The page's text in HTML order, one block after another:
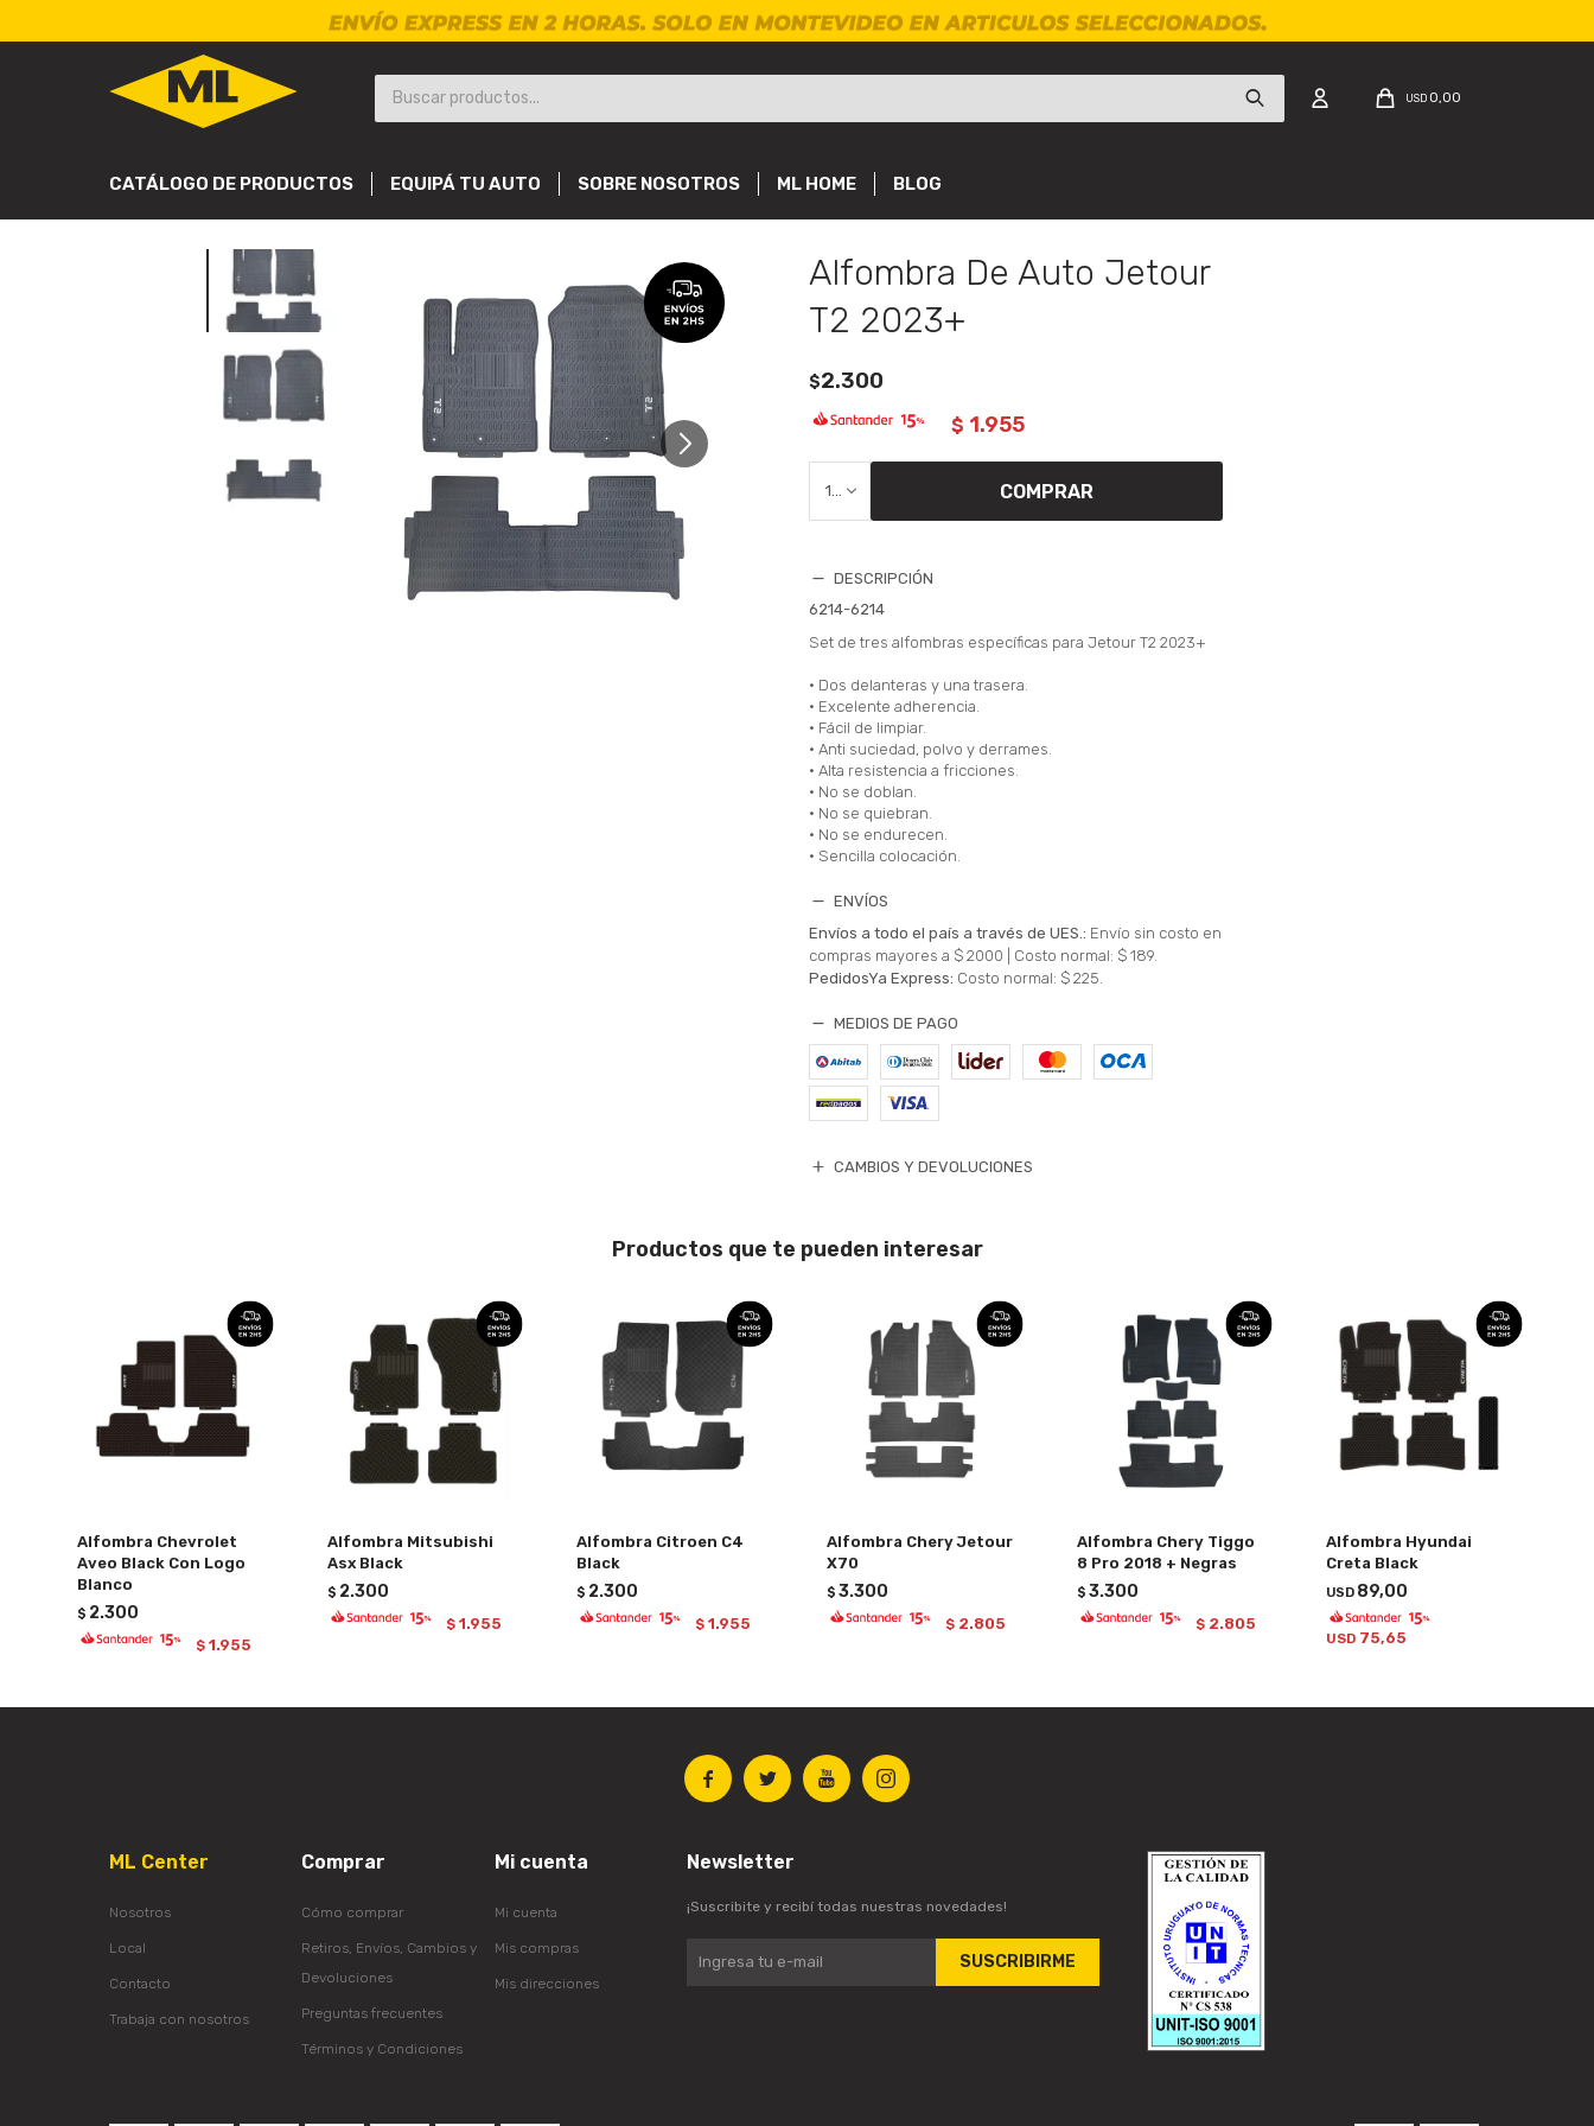
CATÁLOGO DE PRODUCTOS EQUIPÁ TU AUTO SOBRE NOSOTROS ML HOME BLOG
USD 0,00
Alfombra De Auto Jetour
T2 2023+
$2.300
$ 1.955
COMPRAR
DESCRIPCIÓN
6214-6214
Set de tres alfombras específicas para Jetour T2 2023+
• Dos delanteras y una trasera.
• Excelente adherencia.
• Fácil de limpiar.
• Anti suciedad, polvo y derrames.
• Alta resistencia a fricciones.
• No se doblan.
• No se quiebran.
• No se endurecen.
• Sencilla colocación.
ENVÍOS
Envíos a todo el país a través de UES.: Envío sin costo en
compras mayores a $ 2000 | Costo normal: $ 189.
PedidosYa Express: Costo normal: $ 225.
MEDIOS DE PAGO
CAMBIOS Y DEVOLUCIONES
Productos que te pueden interesar
Alfombra Chevrolet
Aveo Black Con Logo
Blanco
$ 2.300
$ 1.955
Alfombra Mitsubishi
Asx Black
$ 2.300
$ 1.955
Alfombra Citroen C4
Black
$ 2.300
$ 1.955
Alfombra Chery Jetour
X70
$ 3.300
$ 2.805
Alfombra Chery Tiggo
8 Pro 2018 + Negras
$ 3.300
$ 2.805
Alfombra Hyundai
Creta Black
USD 89,00
USD 75,65
   
ML Center
Nosotros
Local
Contacto
Trabaja con nosotros
Comprar
Cómo comprar
Retiros, Envíos, Cambios y
Devoluciones
Preguntas frecuentes
Términos y Condiciones
Mi cuenta
Mi cuenta
Mis compras
Mis direcciones
Newsletter
¡Suscribite y recibí todas nuestras novedades!
SUSCRIBIRME